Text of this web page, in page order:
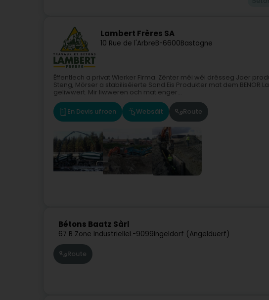
Lambert Frères SA
10 Rue de l'ArbreB-6600Bastogne
Ëffentlech a privat Wierker Firma. Zënter méi wéi drësseg Joer
Steng, Mörser a stabiliséierte Sand.Eis Produkter mat dem BENOR
geliwwert. Mir liwweren och mat enger...
En Devis ufroen Websäit Route
Bétons Baatz Sàrl
67 B Zone IndustrielleL-9099Ingeldorf (Angelduerf)
Route